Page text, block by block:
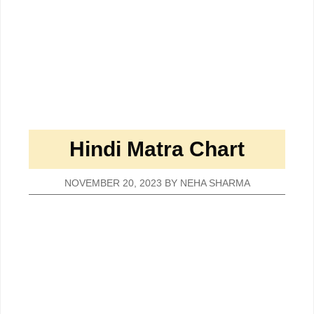
Hindi Matra Chart
NOVEMBER 20, 2023 BY NEHA SHARMA